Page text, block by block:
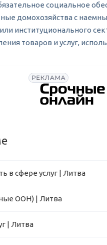
социальное
домохозяйства с
институционального
товаров и услуг,
в сфере услуг | Литва
ООН) | Литва
| Литва